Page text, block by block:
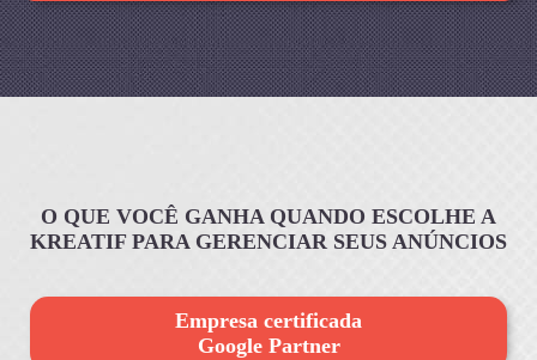
O QUE VOCÊ GANHA QUANDO ESCOLHE A
KREATIF PARA GERENCIAR SEUS ANÚNCIOS
Empresa certificada
Google Partner